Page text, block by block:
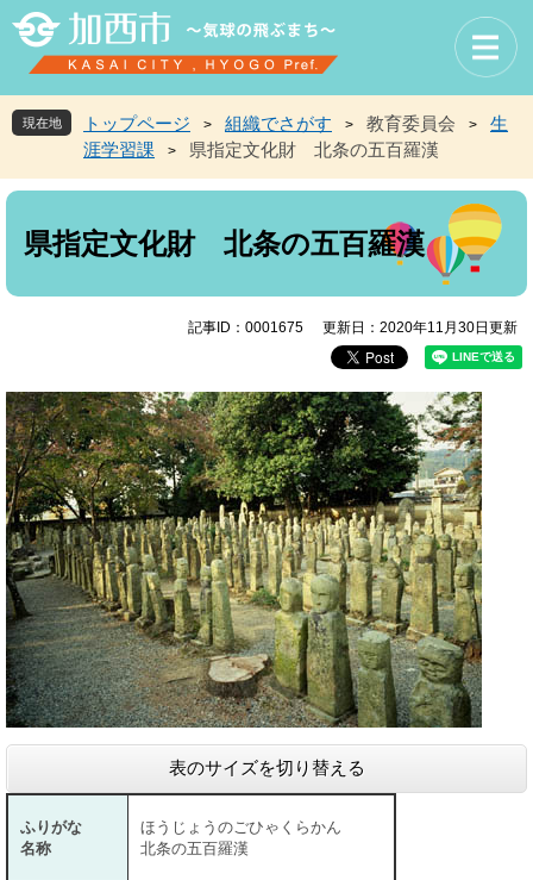
先
頭
す
を
飛
し
へ
現在地 トップページ > 組織でさがす > 教育委員会 >
生
涯学習課
> 県指定文化財 北条の五百羅漢
本
県指定文化財 北条の五百羅漢
記事ID：0001675 更新日：2020年11月30日更新
表のサイズを切り替える
ふりがな
名称
ほうじょうのごひゃくらかん
北条の五百羅漢